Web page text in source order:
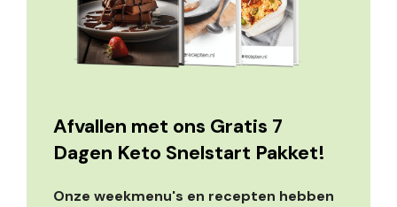
Afvallen met ons Gratis 7
Dagen Keto Snelstart Pakket!
Onze weekmenu's en recepten hebben